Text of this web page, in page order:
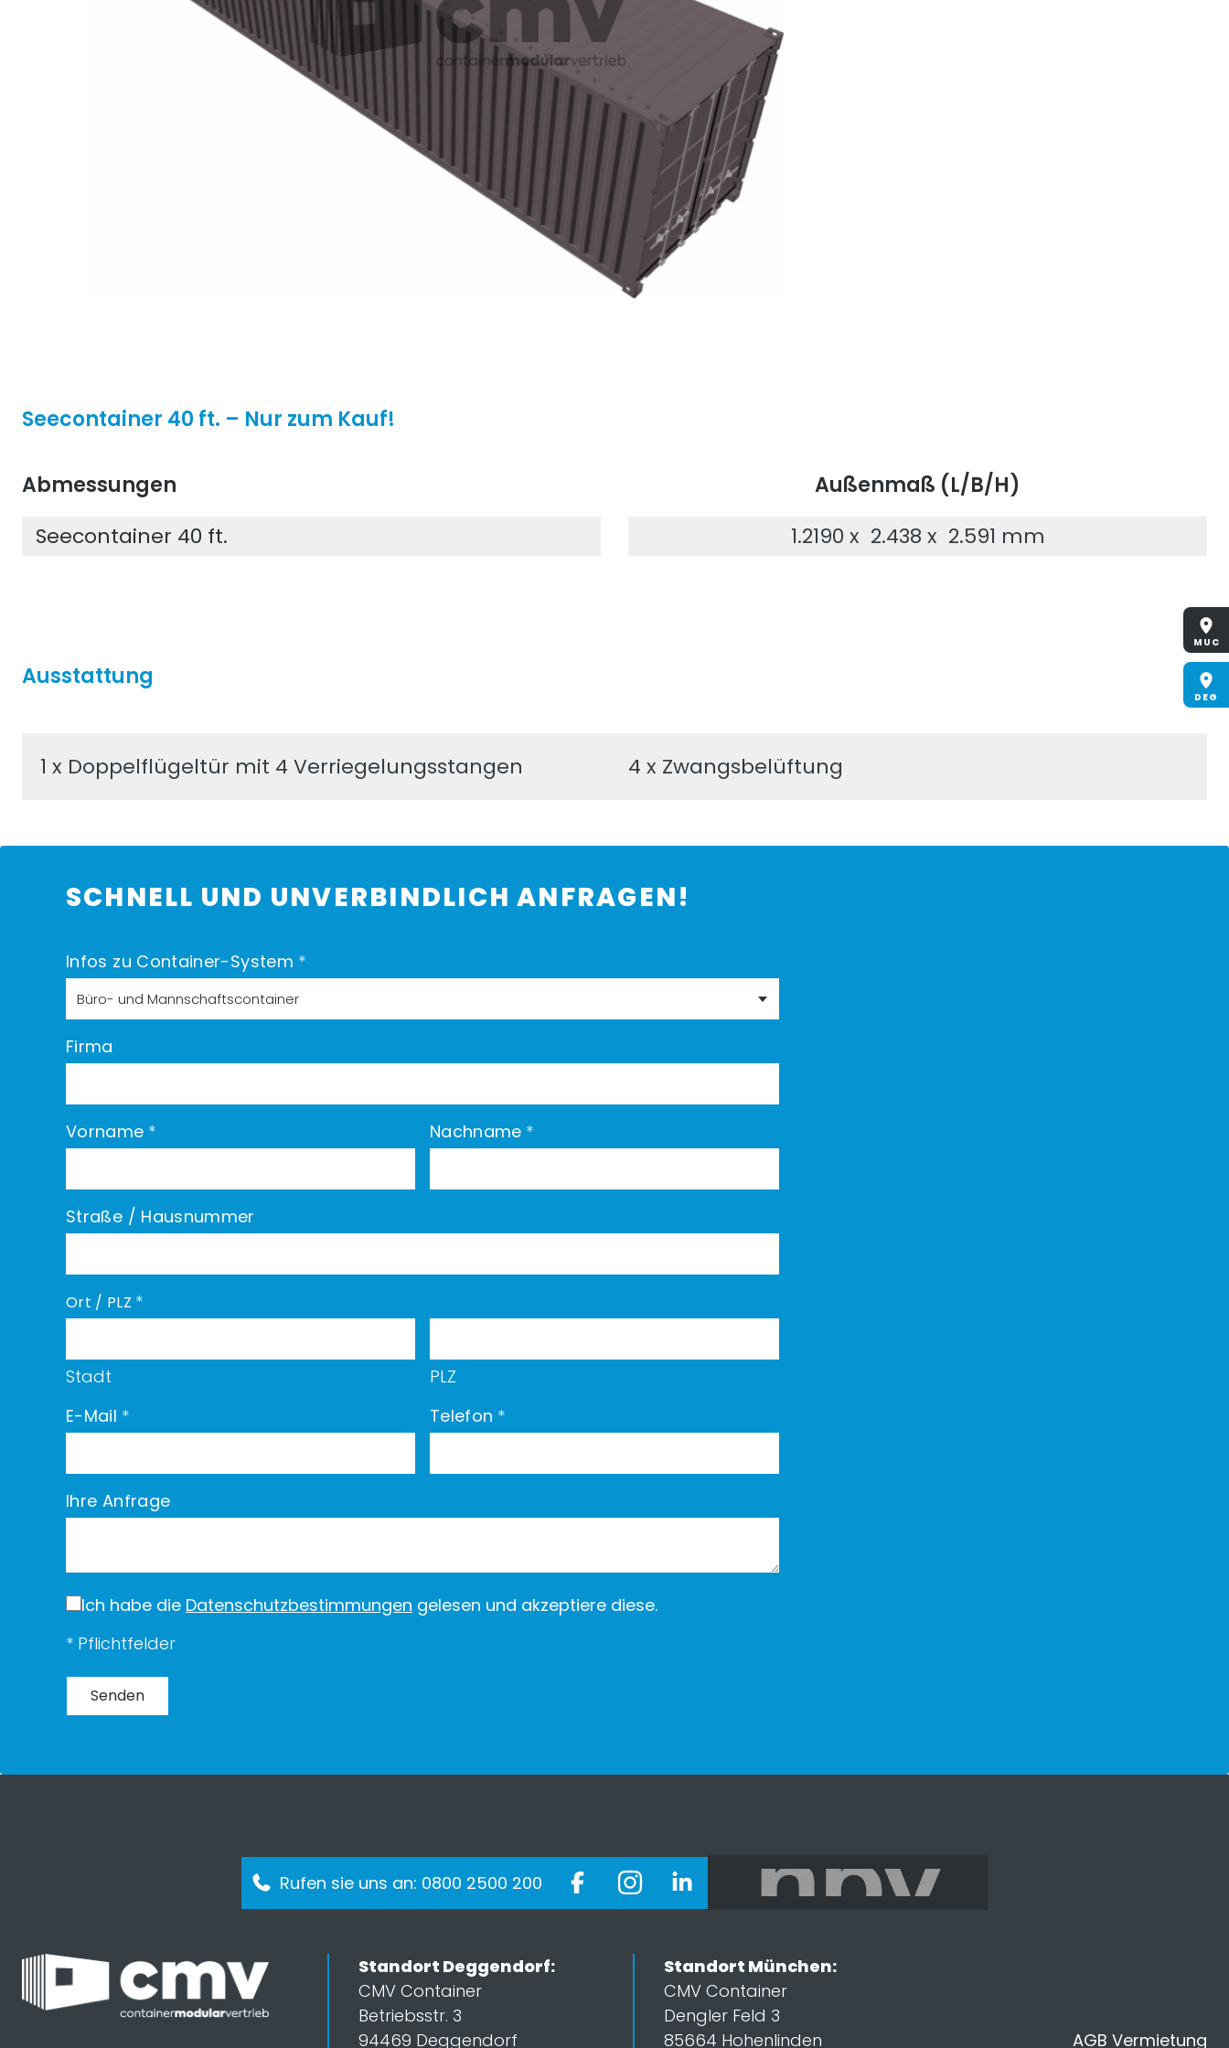
MUC
DEG
Seecontainer 40 ft. – Nur zum Kauf!
Abmessungen
Außenmaß (L/B/H)
Seecontainer 40 ft.
1.2190 x 2.438 x 2.591 mm
Ausstattung
1 x Doppelflügeltür mit 4 Verriegelungsstangen 4 x Zwangsbelüftung
SCHNELL UND UNVERBINDLICH ANFRAGEN!
Infos zu Container-System *
Firma
Vorname * Nachname *
Straße / Hausnummer
Ort / PLZ *
Stadt
PLZ
E-Mail * Telefon *
Ihre Anfrage
Ich habe die Datenschutzbestimmungen gelesen und akzeptiere diese.
* Pflichtfelder
Rufen sie uns an: 0800 2500 200
Standort Deggendorf:
CMV Container
Betriebsstr. 3
94469 Deggendorf
Standort München:
CMV Container
Dengler Feld 3
85664 Hohenlinden
AGB Vermietung